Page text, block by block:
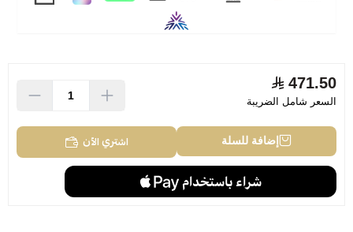
471.50
السعر شامل الضريبة
إضافة للسلة اشتري الآن